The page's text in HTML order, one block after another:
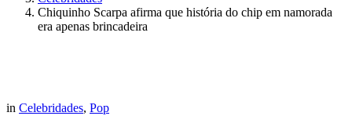
Chiquinho Scarpa afirma que história do chip em namorada
era apenas brincadeira
in Celebridades, Pop